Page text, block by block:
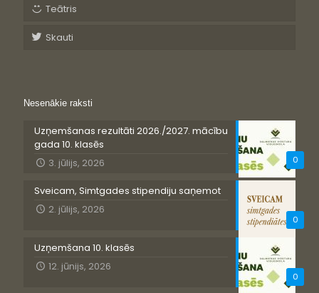
Teātris
Skauti
Nesenākie raksti
0
Uzņemšanas rezultāti 2026./2027. mācību
gada 10. klasēs
3. jūlijs, 2026
0
Sveicam, Simtgades stipendiju saņemot
2. jūlijs, 2026
0
Uzņemšana 10. klasēs
12. jūnijs, 2026